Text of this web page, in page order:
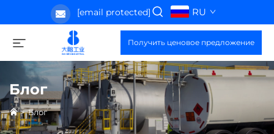
[email protected] RU
Получить ценовое предложение
Блог
>Блог